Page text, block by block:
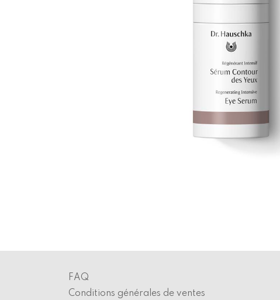
FAQ
Conditions générales de ventes